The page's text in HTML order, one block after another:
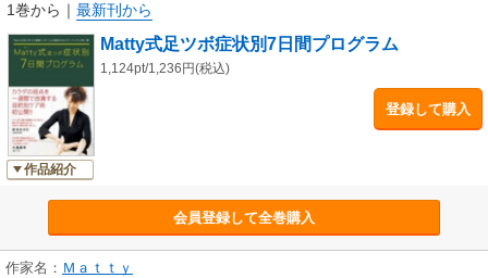
1巻から ｜ 最新刊から
作品紹介
Matty式足ツボ症状別7日間プログラム
1,124pt/1,236円(税込)
登録して購入
会員登録して全巻購入
作家名： Ｍａｔｔｙ